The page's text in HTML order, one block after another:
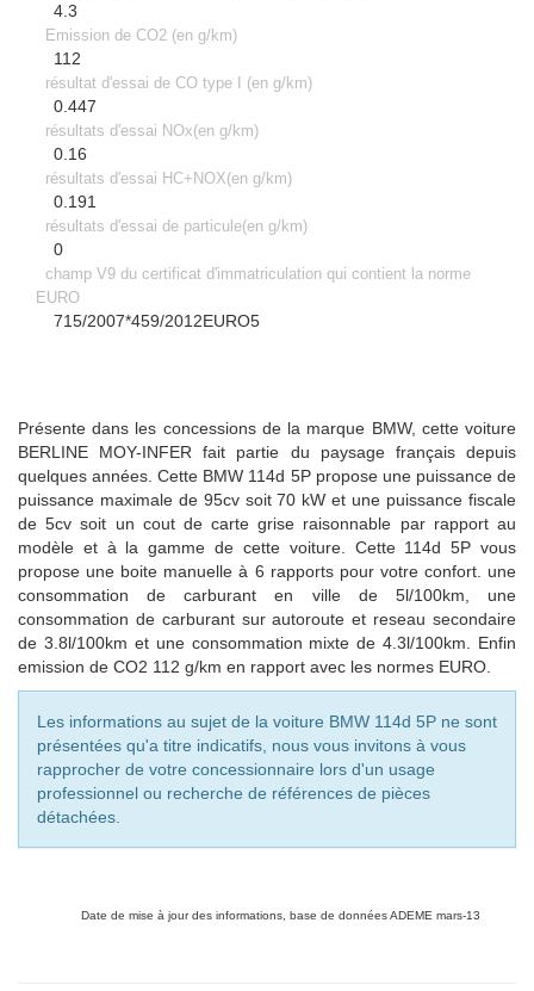
4.3
Emission de CO2 (en g/km)
112
résultat d'essai de CO type I (en g/km)
0.447
résultats d'essai NOx(en g/km)
0.16
résultats d'essai HC+NOX(en g/km)
0.191
résultats d'essai de particule(en g/km)
0
champ V9 du certificat d'immatriculation qui contient la norme
EURO
715/2007*459/2012EURO5
Présente dans les concessions de la marque BMW, cette voiture
BERLINE MOY-INFER fait partie du paysage français depuis
quelques années. Cette BMW 114d 5P propose une puissance de
puissance maximale de 95cv soit 70 kW et une puissance fiscale
de 5cv soit un cout de carte grise raisonnable par rapport au
modèle et à la gamme de cette voiture. Cette 114d 5P vous
propose une boite manuelle à 6 rapports pour votre confort. une
consommation de carburant en ville de 5l/100km, une
consommation de carburant sur autoroute et reseau secondaire
de 3.8l/100km et une consommation mixte de4.3l/100km. Enfin
emission de CO2 112 g/km en rapport avec les normes EURO.
Les informations au sujet de la voiture BMW 114d 5P ne sont
présentées qu'a titre indicatifs, nous vous invitons à vous
rapprocher de votre concessionnaire lors d'un usage
professionnel ou recherche de références de pièces
détachées.
Date de mise à jour des informations, base de données ADEME mars-13